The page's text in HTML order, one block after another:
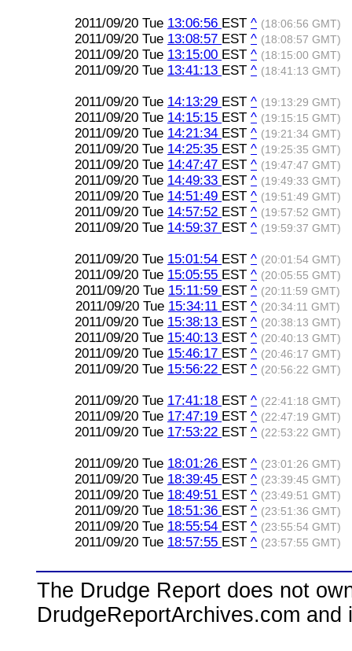
2011/09/20 Tue 13:06:56 EST ^ (18:06:56 GMT)
2011/09/20 Tue 13:08:57 EST ^ (18:08:57 GMT)
2011/09/20 Tue 13:15:00 EST ^ (18:15:00 GMT)
2011/09/20 Tue 13:41:13 EST ^ (18:41:13 GMT)
2011/09/20 Tue 14:13:29 EST ^ (19:13:29 GMT)
2011/09/20 Tue 14:15:15 EST ^ (19:15:15 GMT)
2011/09/20 Tue 14:21:34 EST ^ (19:21:34 GMT)
2011/09/20 Tue 14:25:35 EST ^ (19:25:35 GMT)
2011/09/20 Tue 14:47:47 EST ^ (19:47:47 GMT)
2011/09/20 Tue 14:49:33 EST ^ (19:49:33 GMT)
2011/09/20 Tue 14:51:49 EST ^ (19:51:49 GMT)
2011/09/20 Tue 14:57:52 EST ^ (19:57:52 GMT)
2011/09/20 Tue 14:59:37 EST ^ (19:59:37 GMT)
2011/09/20 Tue 15:01:54 EST ^ (20:01:54 GMT)
2011/09/20 Tue 15:05:55 EST ^ (20:05:55 GMT)
2011/09/20 Tue 15:11:59 EST ^ (20:11:59 GMT)
2011/09/20 Tue 15:34:11 EST ^ (20:34:11 GMT)
2011/09/20 Tue 15:38:13 EST ^ (20:38:13 GMT)
2011/09/20 Tue 15:40:13 EST ^ (20:40:13 GMT)
2011/09/20 Tue 15:46:17 EST ^ (20:46:17 GMT)
2011/09/20 Tue 15:56:22 EST ^ (20:56:22 GMT)
2011/09/20 Tue 17:41:18 EST ^ (22:41:18 GMT)
2011/09/20 Tue 17:47:19 EST ^ (22:47:19 GMT)
2011/09/20 Tue 17:53:22 EST ^ (22:53:22 GMT)
2011/09/20 Tue 18:01:26 EST ^ (23:01:26 GMT)
2011/09/20 Tue 18:39:45 EST ^ (23:39:45 GMT)
2011/09/20 Tue 18:49:51 EST ^ (23:49:51 GMT)
2011/09/20 Tue 18:51:36 EST ^ (23:51:36 GMT)
2011/09/20 Tue 18:55:54 EST ^ (23:55:54 GMT)
2011/09/20 Tue 18:57:55 EST ^ (23:57:55 GMT)
The Drudge Report does not
DrudgeReportArchives.com